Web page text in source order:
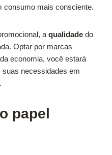
consumo mais consciente.
a qualidade do
Optar por marcas
economia, você estará
suas necessidades em
.
papel